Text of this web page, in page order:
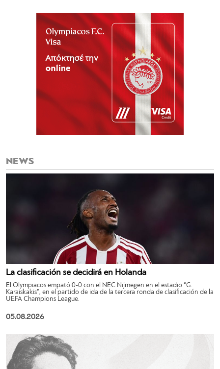
NEWS
La clasificación se decidirá en Holanda
El Olympiacos empató 0-0 con el NEC Nijmegen en el estadio “G.
Karaiskakis”, en el partido de ida de la tercera ronda de clasificación de la
UEFA Champions League.
05.08.2026